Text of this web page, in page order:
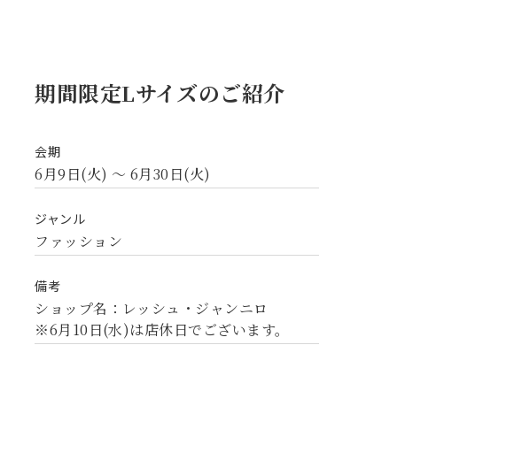
期間限定Lサイズのご紹介
会期
6月9日(火) 〜 6月30日(火)
ジャンル
ファッション
備考
ショップ名：レッシュ・ジャンニロ
※6月10日(水)は店休日でございます。